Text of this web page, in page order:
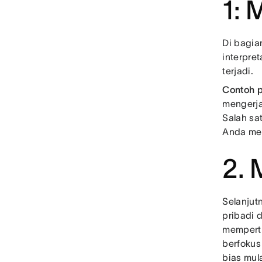
1:
Di
terjadi.
Contoh
Salah
Anda
2.
pribadi
bias